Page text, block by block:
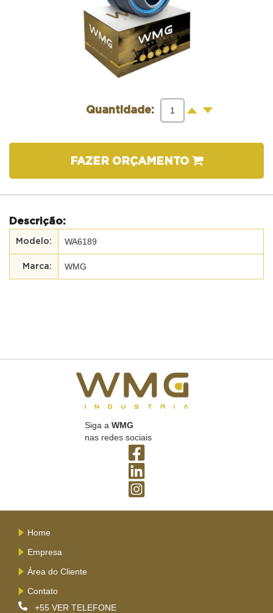
Quantidade: + -
FAZER ORÇAMENTO
Descrição:
WA6189
WMG
Siga a WMG
nas redes sociais
Home
Empresa
Área do Cliente
Contato
+55 VER TELEFONE